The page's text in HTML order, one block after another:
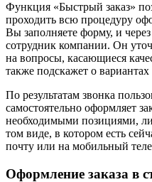
Функция «Быстрый заказ»
проходить всю процедуру
Вы заполняете форму, и
сотрудник компании. Он
на вопросы, касающиеся
также подскажет о
По результатам звонка
самостоятельно оформляет
необходимыми позициями,
том виде, в котором есть
почту или на мобильный
Оформление заказа в